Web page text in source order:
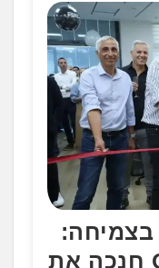
בצמיחה:
ONE Technologies חנכה את